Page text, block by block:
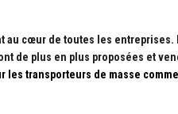
au cœur de toutes les entreprises.
de plus en plus proposées et
les transporteurs de masse